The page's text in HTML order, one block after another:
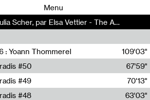
Menu
par Elsa Vettier - The Artificial Kid (14)
: Yoann Thommerel
Thommerel
109'03"
#50
67'59"
#49
70'13"
#48
63'03"
00
00